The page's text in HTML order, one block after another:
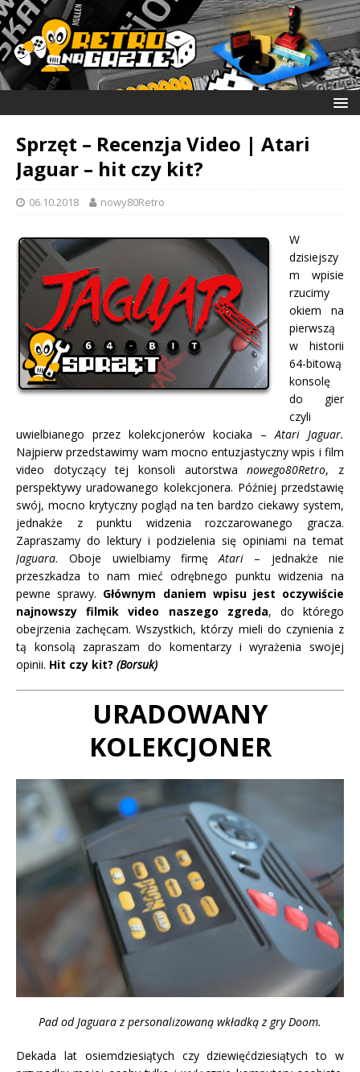
Sprzęt – Recenzja Video | Atari
Jaguar – hit czy kit?
06.10.2018 nowy80Retro
W
dzisiejszy
m wpisie
rzucimy
okiem na
pierwszą
w historii
64-bitową
konsolę
do gier
czyli
uwielbianego przez kolekcjonerów kociaka –Atari Jaguar.
Najpierw przedstawimy wam mocno entuzjastyczny wpis i film
video dotyczący tej konsoli autorstwanowego80Retro, z
perspektywy uradowanego kolekcjonera. Później przedstawię
swój, mocno krytyczny pogląd na ten bardzo ciekawy system,
jednakże z punktu widzenia rozczarowanego gracza.
Zapraszamy do lektury i podzielenia się opiniami na temat
Jaguara.
Oboje uwielbiamy firmęAtari – jednakże nie
przeszkadza to nam mieć odrębnego punktu widzenia na
pewne sprawy. Głównym daniem wpisu jest oczywiście
najnowszy filmik video naszego zgreda, do którego
obejrzenia zachęcam. Wszystkich, którzy mieli do czynienia z
tą konsolą zapraszam do komentarzy i wyrażenia swojej
opinii. Hit czy kit? (Borsuk)
URADOWANY
KOLEKCJONER
Pad od Jaguara z personalizowaną wkładką z gry Doom.
Dekada lat osiemdziesiątych czy dziewięćdziesiątych to w